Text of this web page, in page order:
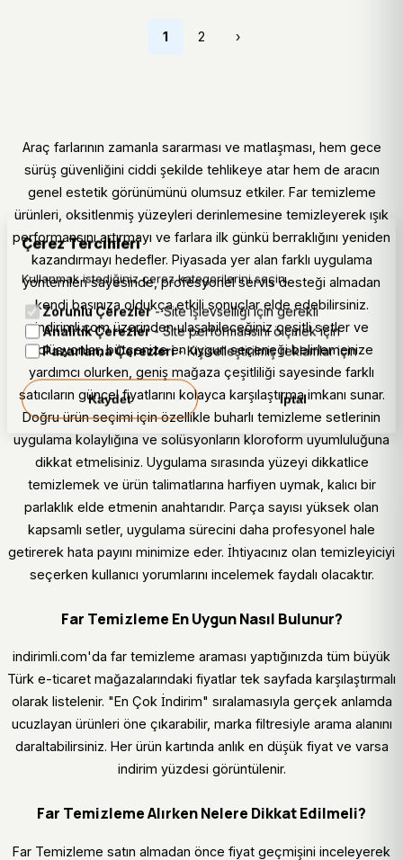
1 2 ›
Araç farlarının zamanla sararması ve matlaşması, hem gece
sürüş güvenliğini ciddi şekilde tehlikeye atar hem de aracın
genel estetik görünümünü olumsuz etkiler. Far temizleme
ürünleri, oksitlenmiş yüzeyleri derinlemesine temizleyerek ışık
performansını artırmayı ve farlara ilk günkü berraklığını yeniden
kazandırmayı hedefler. Piyasada yer alan farklı uygulama
yöntemleri sayesinde, profesyonel servis desteği almadan
kendi başınıza oldukça etkili sonuçlar elde edebilirsiniz.
indirimli.com üzerinden ulaşabileceğiniz çeşitli setler ve
solüsyonlar, bütçenize en uygun seçeneği belirlemenize
yardımcı olurken, geniş mağaza çeşitliliği sayesinde farklı
satıcıların güncel fiyatlarını kolayca karşılaştırma imkanı sunar.
Doğru ürün seçimi için özellikle buharlı temizleme setlerinin
uygulama kolaylığına ve solüsyonların kloroform uyumluluğuna
dikkat etmelisiniz. Uygulama sırasında yüzeyi dikkatlice
temizlemek ve ürün talimatlarına harfiyen uymak, kalıcı bir
parlaklık elde etmenin anahtarıdır. Parça sayısı yüksek olan
kapsamlı setler, uygulama sürecini daha profesyonel hale
getirerek hata payını minimize eder. İhtiyacınız olan temizleyiciyi
seçerken kullanıcı yorumlarını incelemek faydalı olacaktır.
Far Temizleme En Uygun Nasıl Bulunur?
indirimli.com'da far temizleme araması yaptığınızda tüm büyük
Türk e-ticaret mağazalarındaki fiyatlar tek sayfada karşılaştırmalı
olarak listelenir. "En Çok İndirim" sıralamasıyla gerçek anlamda
ucuzlayan ürünleri öne çıkarabilir, marka filtresiyle arama alanını
daraltabilirsiniz. Her ürün kartında anlık en düşük fiyat ve varsa
indirim yüzdesi görüntülenir.
Far Temizleme Alırken Nelere Dikkat Edilmeli?
Far Temizleme satın almadan önce fiyat geçmişini inceleyerek
Çerez Tercihleri
Kullanmak istediğiniz çerez kategorilerini seçin.
Zorunlu Çerezler- Site işlevselliği için gerekli
Analitik Çerezler- Site performansını ölçmek için
Pazarlama Çerezleri- Kişiselleştirilmiş reklamlar için
Kaydet İptal